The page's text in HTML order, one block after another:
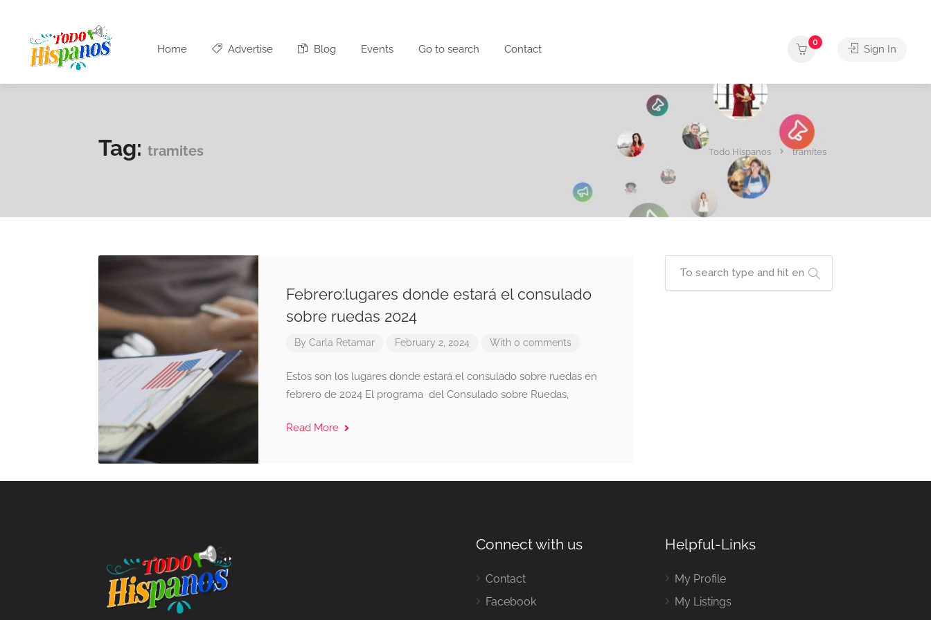
Home Advertise Blog Events Go to search Contact
0
Sign In
Tag: tramites Todo Hispanos tramites
Febrero:lugares donde estará el consulado
sobre ruedas 2024
By Carla Retamar February 2, 2024 With 0 comments
Estos son los lugares donde estará el consulado sobre ruedas en
febrero de 2024 El programa del Consulado sobre Ruedas,
Read More
Connect with us
Contact
Facebook
Helpful-Links
My Profile
My Listings